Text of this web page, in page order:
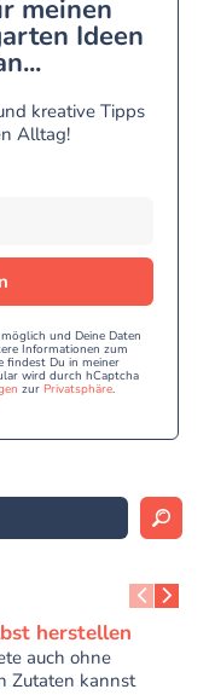
meinen
Ideen
kreative Tipps
Alltag!
und Deine Daten
Informationen zum
findest Du in meiner
wird durch hCaptcha
zur Privatsphäre.
herstellen
auch ohne
Zutaten kannst